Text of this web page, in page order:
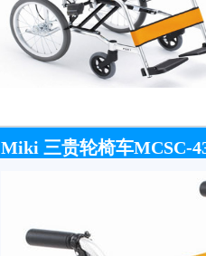
Miki 三贵轮椅车MCSC-